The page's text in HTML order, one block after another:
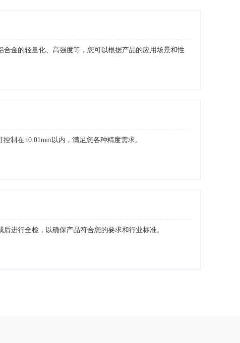
金的轻量化、高强度等，您可以根据产品的应用场景和性
制在±0.01mm以内，满足您各种精度需求。
进行全检，以确保产品符合您的要求和行业标准。